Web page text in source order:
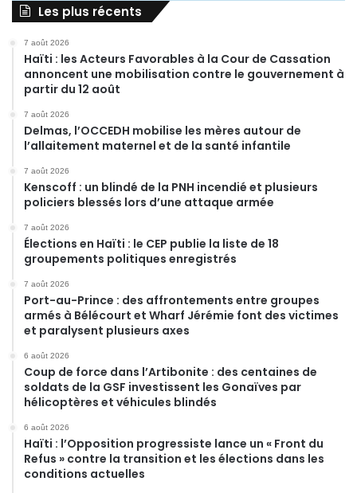
Les plus récents
7 août 2026
Haïti : les Acteurs Favorables à la Cour de Cassation
annoncent une mobilisation contre le gouvernement à
partir du 12 août
7 août 2026
Delmas, l’OCCEDH mobilise les mères autour de
l’allaitement maternel et de la santé infantile
7 août 2026
Kenscoff : un blindé de la PNH incendié et plusieurs
policiers blessés lors d’une attaque armée
7 août 2026
Élections en Haïti : le CEP publie la liste de 18
groupements politiques enregistrés
7 août 2026
Port-au-Prince : des affrontements entre groupes
armés à Bélécourt et Wharf Jérémie font des victimes
et paralysent plusieurs axes
6 août 2026
Coup de force dans l’Artibonite : des centaines de
soldats de la GSF investissent les Gonaïves par
hélicoptères et véhicules blindés
6 août 2026
Haïti : l’Opposition progressiste lance un « Front du
Refus » contre la transition et les élections dans les
conditions actuelles